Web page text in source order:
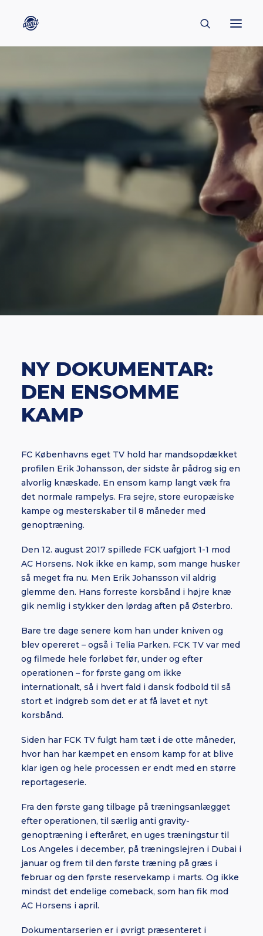
ABOUT
ENGLISH
KULTUR
NY DOKUMENTAR:
DEN ENSOMME
KAMP
FC Københavns eget TV hold har mandsopdækket
profilen Erik Johansson, der sidste år pådrog sig en
alvorlig knæskade. En ensom kamp langt væk fra
det normale rampelys. Fra sejre, store europæiske
kampe og mesterskaber til 8 måneder med
genoptræning.
Den 12. august 2017 spillede FCK uafgjort 1-1 mod
AC Horsens. Nok ikke en kamp, som mange husker
så meget fra nu. Men Erik Johansson vil aldrig
glemme den. Hans forreste korsbånd i højre knæ
gik nemlig i stykker den lørdag aften på Østerbro.
Bare tre dage senere kom han under kniven og
blev opereret – også i Telia Parken. FCK TV var med
og filmede hele forløbet før, under og efter
operationen – for første gang om ikke
internationalt, så i hvert fald i dansk fodbold til så
stort et indgreb som det er at få lavet et nyt
korsbånd.
Siden har FCK TV fulgt ham tæt i de otte måneder,
hvor han har kæmpet en ensom kamp for at blive
klar igen og hele processen er endt med en større
reportageserie.
Fra den første gang tilbage på træningsanlægget
efter operationen, til særlig anti gravity-
genoptræning i efteråret, en uges træningstur til
Los Angeles i december, på træningslejren i Dubai i
januar og frem til den første træning på græs i
februar og den første reservekamp i marts. Og ikke
mindst det endelige comeback, som han fik mod
AC Horsens i april.
Dokumentarserien er i øvrigt præsenteret i